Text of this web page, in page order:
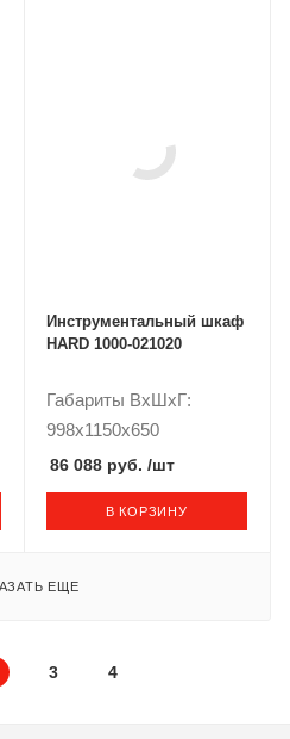
Инструментальный шкаф
HARD 1000-021020
Габариты ВxШxГ:
998x1150x650
86 088 руб. /шт
В КОРЗИНУ
ЕЩЕ
3 4